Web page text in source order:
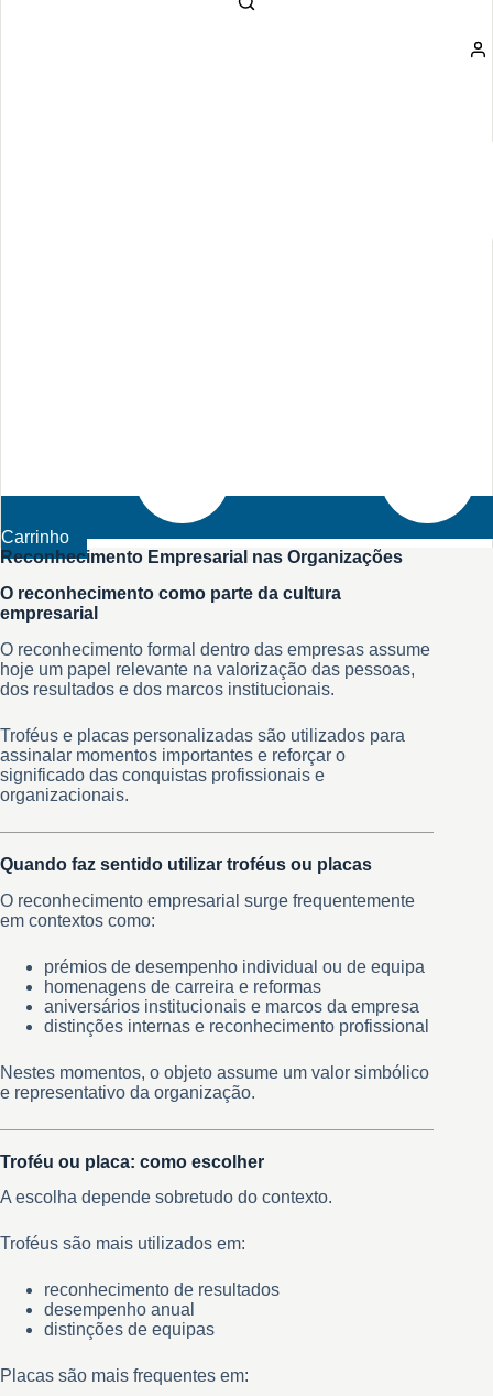
Carrinho
Reconhecimento Empresarial nas Organizações
O reconhecimento como parte da cultura
empresarial
O reconhecimento formal dentro das empresas assume
hoje um papel relevante na valorização das pessoas,
dos resultados e dos marcos institucionais.
Troféus e placas personalizadas são utilizados para
assinalar momentos importantes e reforçar o
significado das conquistas profissionais e
organizacionais.
Quando faz sentido utilizar troféus ou placas
O reconhecimento empresarial surge frequentemente
em contextos como:
prémios de desempenho individual ou de equipa
homenagens de carreira e reformas
aniversários institucionais e marcos da empresa
distinções internas e reconhecimento profissional
Nestes momentos, o objeto assume um valor simbólico
e representativo da organização.
Troféu ou placa: como escolher
A escolha depende sobretudo do contexto.
Troféus são mais utilizados em:
reconhecimento de resultados
desempenho anual
distinções de equipas
Placas são mais frequentes em: